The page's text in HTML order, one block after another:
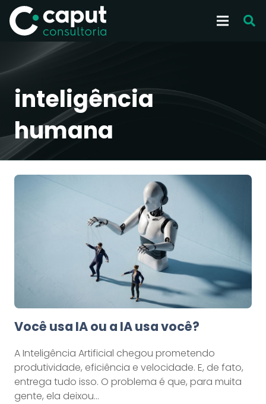
inteligência
humana
Você usa IA ou a IA usa você?
A Inteligência Artificial chegou prometendo
produtividade, eficiência e velocidade. E, de fato,
entrega tudo isso. O problema é que, para muita
gente, ela deixou…